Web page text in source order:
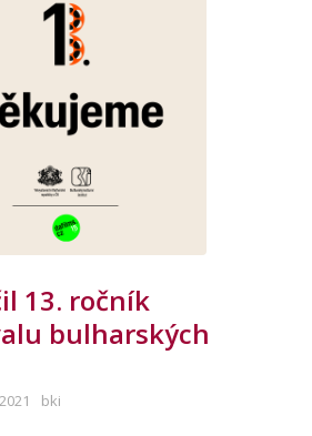
13. ročník
bulharských
bki